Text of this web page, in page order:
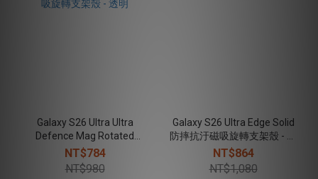
Galaxy S26 Ultra Ultra
Defence Mag Rotated
Stand磁吸旋轉支架殼 - 透明
NT$784
NT$980
Galaxy S26 Ultra Edge Solid
防摔抗汙磁吸旋轉支架殼 - 霧
黑
NT$864
NT$1,080